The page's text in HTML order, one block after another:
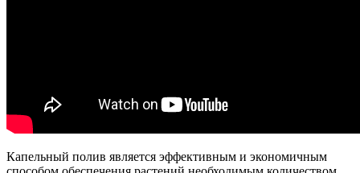
Капельный полив является эффективным и экономичным